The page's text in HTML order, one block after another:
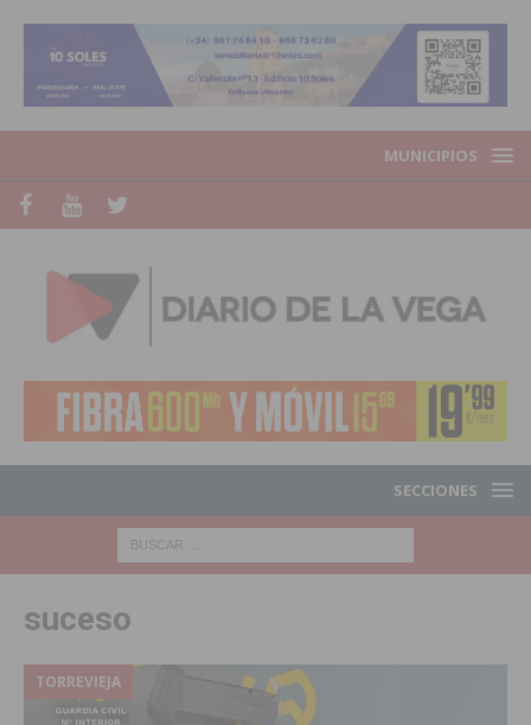
MUNICIPIOS
SECCIONES
suceso
TORREVIEJA